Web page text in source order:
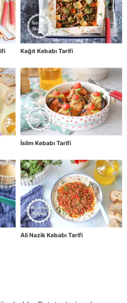
Kağıt Kebabı Tarifi
İslim Kebabı Tarifi
Ali Nazik Kebabı Tarifi